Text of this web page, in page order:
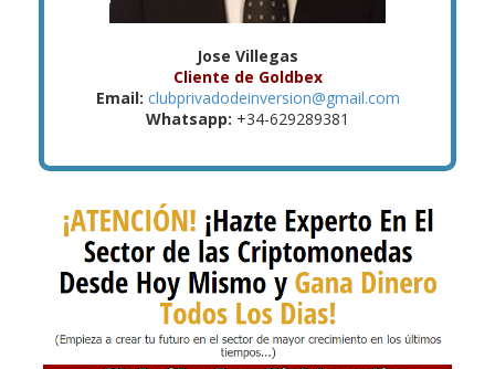
Jose Villegas
Cliente de Goldbex
Email: clubprivadodeinversion@gmail.com
Whatsapp: +34-629289381